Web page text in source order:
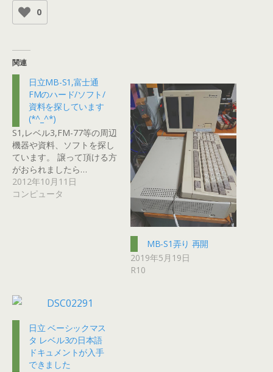
0
関連
日立MB-S1,富士通
FMのハード/ソフト/
資料を探しています
(*^_^*)
S1,レベル3,FM-77等の周辺
機器や資料、ソフトを探し
ています。 譲って頂ける方
がおられましたら…
2012年10月11日
コンピュータ
MB-S1弄り 再開
2019年5月19日
R10
日立 ベーシックマス
タ レベル3の日本語
ドキュメントが入手
できました